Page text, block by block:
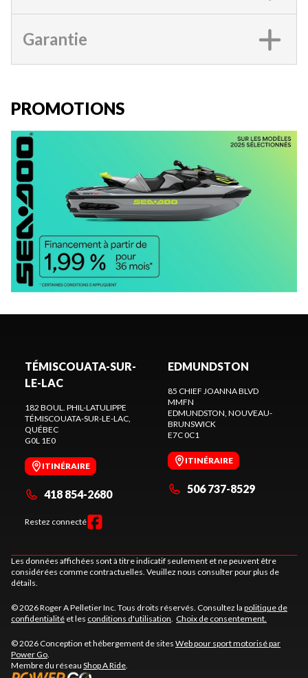
Garantie
PROMOTIONS
TÉMISCOUATA-SUR-
LE-LAC
182 BOUL. PHIL-LATULIPPE
TÉMISCOUATA-SUR-LE-LAC
QUÉBEC
G0L 1E0
ITINÉRAIRE
418 854-2680
Restez connecté
EDMUNDSTON
85 CHIEF JOANNA BLVD
MMFN
EDMUNDSTON , NOUVEAU-
BRUNSWICK
E7C 0C1
ITINÉRAIRE
506 737-8529
Les données affichées sont à titre indicatif seulement et ne peuvent être
considérées comme contractuelles. Veuillez nous consulter pour plus de
détails.
© 2026 Roger A Pelletier Inc. Tous droits réservés. Consultez la politique de
confidentialité et les conditions d'utilisation Choix de consentement.
© 2026 Conception et hébergement de sites Web pour sport motorisé par
Power Go
Membre du réseau Shop A Ride